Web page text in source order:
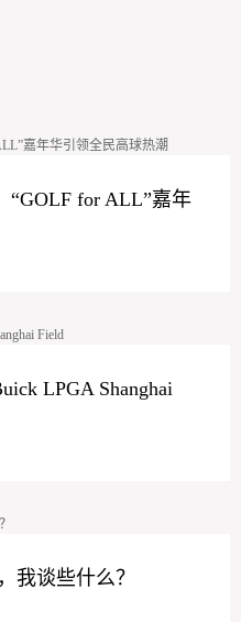
“GOLF for ALL”嘉年
LPGA Shanghai
我谈些什么？